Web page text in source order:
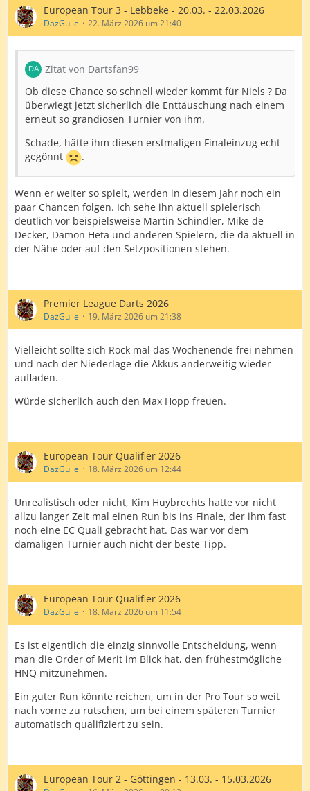
European Tour 3 - Lebbeke - 20.03. - 22.03.2026
DazGuile 22. März 2026 um 21:40
Zitat von Dartsfan99
Ob diese Chance so schnell wieder kommt für Niels ? Da
überwiegt jetzt sicherlich die Enttäuschung nach einem
erneut so grandiosen Turnier von ihm.
Schade, hätte ihm diesen erstmaligen Finaleinzug echt
gegönnt
.
Wenn er weiter so spielt, werden in diesem Jahr noch ein
paar Chancen folgen. Ich sehe ihn aktuell spielerisch
deutlich vor beispielsweise Martin Schindler, Mike de
Decker, Damon Heta und anderen Spielern, die da aktuell in
der Nähe oder auf den Setzpositionen stehen.
Premier League Darts 2026
DazGuile 19. März 2026 um 21:38
Vielleicht sollte sich Rock mal das Wochenende frei nehmen
und nach der Niederlage die Akkus anderweitig wieder
aufladen.
Würde sicherlich auch den Max Hopp freuen.
European Tour Qualifier 2026
DazGuile 18. März 2026 um 12:44
Unrealistisch oder nicht, Kim Huybrechts hatte vor nicht
allzu langer Zeit mal einen Run bis ins Finale, der ihm fast
noch eine EC Quali gebracht hat. Das war vor dem
damaligen Turnier auch nicht der beste Tipp.
European Tour Qualifier 2026
DazGuile 18. März 2026 um 11:54
Es ist eigentlich die einzig sinnvolle Entscheidung, wenn
man die Order of Merit im Blick hat, den frühestmögliche
HNQ mitzunehmen.
Ein guter Run könnte reichen, um in der Pro Tour so weit
nach vorne zu rutschen, um bei einem späteren Turnier
automatisch qualifiziert zu sein.
European Tour 2 - Göttingen - 13.03. - 15.03.2026